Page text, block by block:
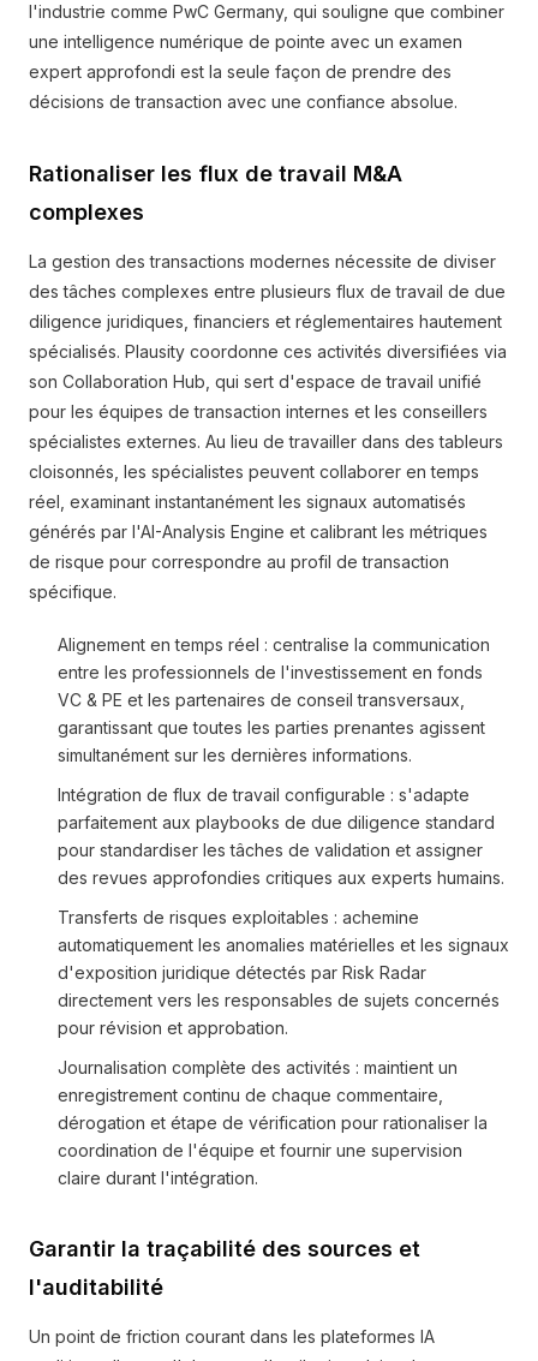
l'industrie comme PwC Germany, qui souligne que combiner
une intelligence numérique de pointe avec un examen
expert approfondi est la seule façon de prendre des
décisions de transaction avec une confiance absolue.
Rationaliser les flux de travail M&A
complexes
La gestion des transactions modernes nécessite de diviser
des tâches complexes entre plusieurs flux de travail de due
diligence juridiques, financiers et réglementaires hautement
spécialisés. Plausity coordonne ces activités diversifiées via
son Collaboration Hub, qui sert d'espace de travail unifié
pour les équipes de transaction internes et les conseillers
spécialistes externes. Au lieu de travailler dans des tableurs
cloisonnés, les spécialistes peuvent collaborer en temps
réel, examinant instantanément les signaux automatisés
générés par l'AI-Analysis Engine et calibrant les métriques
de risque pour correspondre au profil de transaction
spécifique.
Alignement en temps réel : centralise la communication
entre les professionnels de l'investissement en fonds
VC & PE et les partenaires de conseil transversaux,
garantissant que toutes les parties prenantes agissent
simultanément sur les dernières informations.
Intégration de flux de travail configurable : s'adapte
parfaitement aux playbooks de due diligence standard
pour standardiser les tâches de validation et assigner
des revues approfondies critiques aux experts humains.
Transferts de risques exploitables : achemine
automatiquement les anomalies matérielles et les signaux
d'exposition juridique détectés par Risk Radar
directement vers les responsables de sujets concernés
pour révision et approbation.
Journalisation complète des activités : maintient un
enregistrement continu de chaque commentaire,
dérogation et étape de vérification pour rationaliser la
coordination de l'équipe et fournir une supervision
claire durant l'intégration.
Garantir la traçabilité des sources et
l'auditabilité
Un point de friction courant dans les plateformes IA